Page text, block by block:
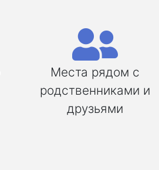
Места рядом с
родственниками и
друзьями